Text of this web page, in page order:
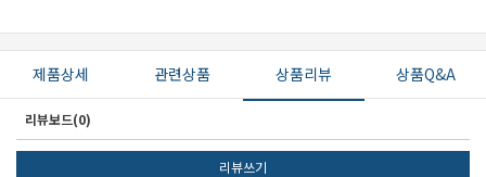
제품상세 관련상품 상품리뷰 상품Q&A
리뷰보드(0)
리뷰쓰기